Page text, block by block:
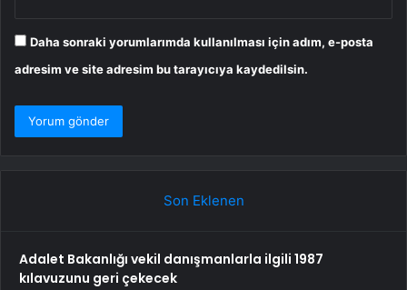
Daha sonraki yorumlarımda kullanılması için adım, e-posta
adresim ve site adresim bu tarayıcıya kaydedilsin.
Son Eklenen
Adalet Bakanlığı vekil danışmanlarla ilgili 1987
kılavuzunu geri çekecek